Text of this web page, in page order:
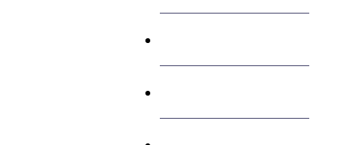
“租税公課等”に関する 記事